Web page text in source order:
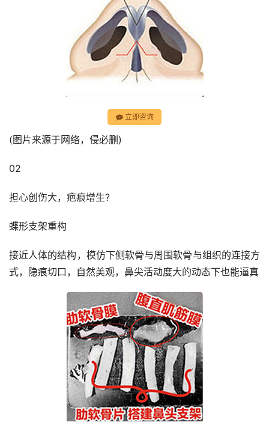
立即咨询
(图片来源于网络，侵必删)
02
担心创伤大，疤痕增生?
蝶形支架重构
接近人体的结构，模仿下侧软骨与周围软骨与组织的连接方
式，隐痕切口，自然美观，鼻尖活动度大的动态下也能逼真